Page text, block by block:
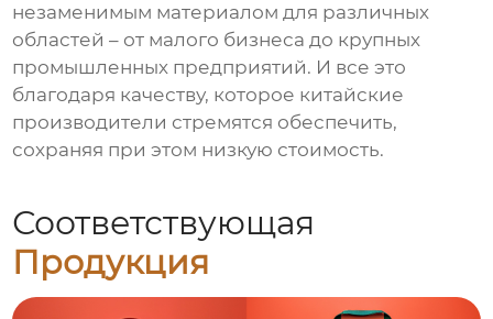
незаменимым материалом для различных
областей – от малого бизнеса до крупных
промышленных предприятий. И все это
благодаря качеству, которое китайские
производители стремятся обеспечить,
сохраняя при этом низкую стоимость.
Соответствующая
Продукция